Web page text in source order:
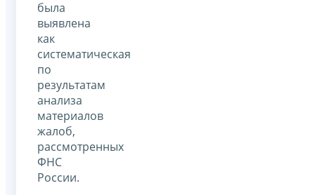
была
выявлена
как
систематическая
по
результатам
анализа
материалов
жалоб,
рассмотренных
ФНС
России.